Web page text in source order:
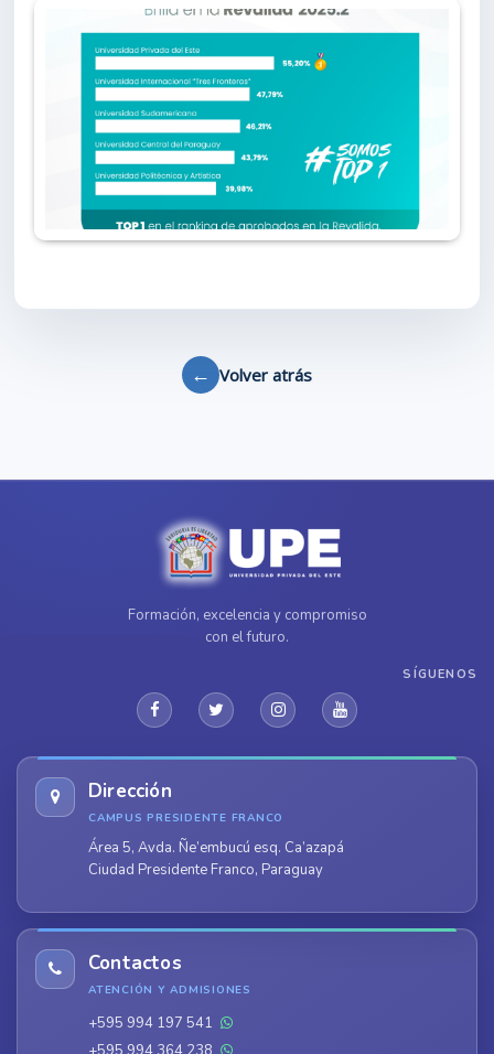
← Volver atrás
Formación, excelencia y compromiso
con el futuro.
SÍGUENOS
Dirección
CAMPUS PRESIDENTE FRANCO
Área 5, Avda. Ñe’embucú esq. Ca’azapá
Ciudad Presidente Franco, Paraguay
Contactos
ATENCIÓN Y ADMISIONES
+595 994 197 541